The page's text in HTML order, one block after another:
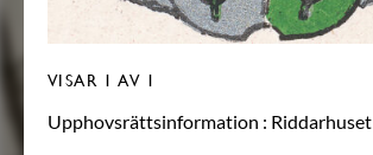
VISAR 1 AV 1
Upphovsrättsinformation : Riddarhuset